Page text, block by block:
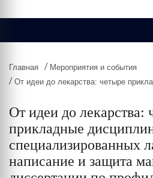
Главная / Мероприятия и события
/ От идеи до лекарства: четыре
От идеи до лекарства:
прикладные
специализированных
написание и защита